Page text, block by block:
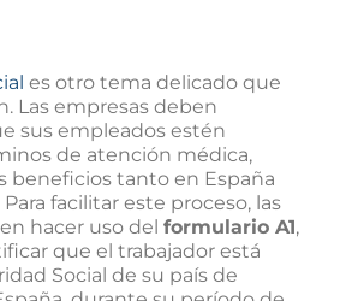
es otro tema delicado que
Las empresas deben
sus empleados estén
de atención médica,
beneficios tanto en España
facilitar este proceso, las
hacer uso del formulario A1,
que el trabajador está
Social de su país de